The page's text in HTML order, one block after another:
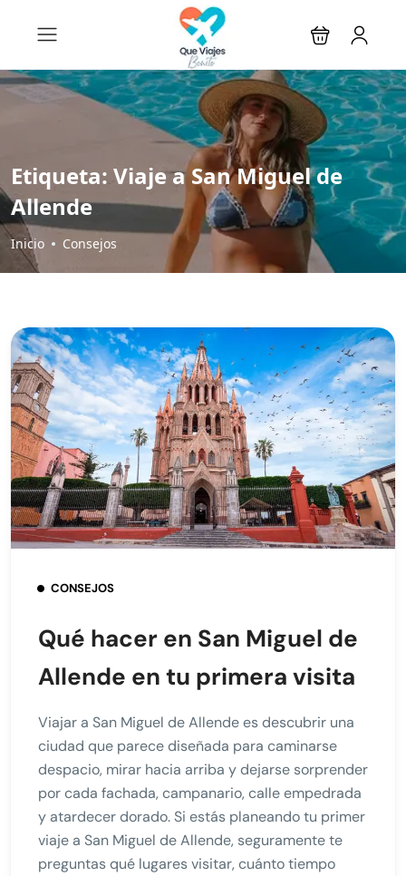
Etiqueta: Viaje a San Miguel de
Allende
Inicio Consejos
CONSEJOS
Qué hacer en San Miguel de
Allende en tu primera visita
Viajar a San Miguel de Allende es descubrir una
ciudad que parece diseñada para caminarse
despacio, mirar hacia arriba y dejarse sorprender
por cada fachada, campanario, calle empedrada
y atardecer dorado. Si estás planeando tu primer
viaje a San Miguel de Allende, seguramente te
preguntas qué lugares visitar, cuánto tiempo